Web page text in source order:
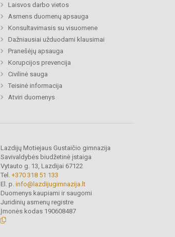
Laisvos darbo vietos
Asmens duomenų apsauga
Konsultavimasis su visuomene
Dažniausiai užduodami klausimai
Pranešėjų apsauga
Korupcijos prevencija
Civilinė sauga
Teisinė informacija
Atviri duomenys
Lazdijų Motiejaus Gustaičio gimnazija
Savivaldybės biudžetinė įstaiga
Vytauto g. 13, Lazdijai 67122
Tel. +370 318 51 133
El. p. info@lazdijugimnazija.lt
Duomenys kaupiami ir saugomi
Juridinių asmenų registre
Įmonės kodas 190608487